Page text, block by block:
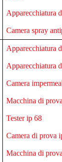
Apparecchiatura
Camera spray
Apparecchiatura
Apparecchiatura
Camera
Macchina di
Tester ip 68
Camera di prova
Macchina di